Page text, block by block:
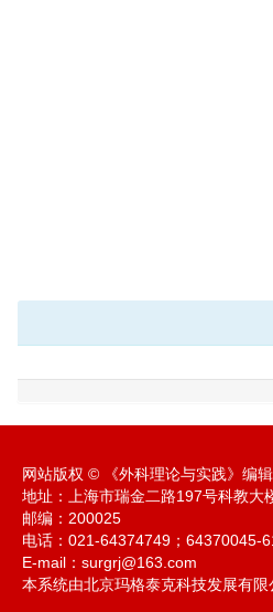
网站版权 © 《外科理论与实践》编
地址：上海市瑞金二路197号科教
邮编：200025
电话：021-64374749；64370045-
E-mail： surgrj@163.com
本系统由北京玛格泰克科技发展有